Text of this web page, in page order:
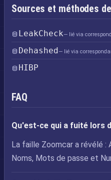
Sources et méthodes
LeakCheck— lié via
Dehashed— lié via
HIBP
FAQ
Qu'est-ce qui a fuité lors
La faille Zoomcar a révélé :
Noms, Mots de passe et